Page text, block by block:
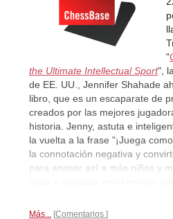
"
the Ultimate Intellectual Sport",
de EE. UU., Jennifer Shahade
libro, que es un escaparate de
creados por las mejores
historia. Jenny, astuta e
la vuelta a la frase "¡Juega
la connotación negativa y
para animar así a más niñas y
Más... Comentarios